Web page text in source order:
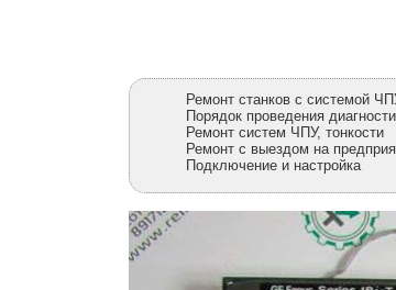
Ремонт станков с системой
Порядок проведения
Ремонт систем ЧПУ, тонкости
Ремонт с выездом на
Подключение и настройка